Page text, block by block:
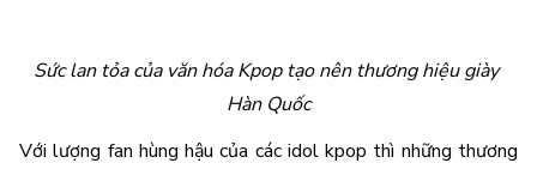
Sức lan tỏa của văn hóa Kpop tạo nên thương hiệu giày
Hàn Quốc
Với lượng fan hùng hậu của các idol kpop thì những thương